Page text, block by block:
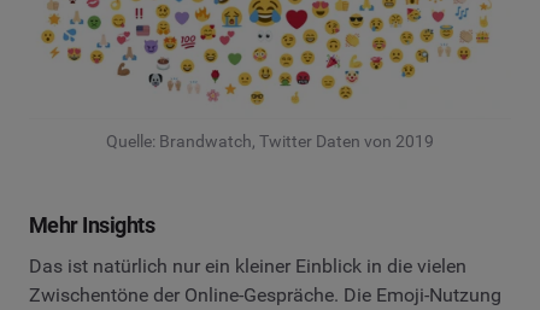
Quelle: Brandwatch, Twitter Daten von 2019
Mehr Insights
Das ist natürlich nur ein kleiner Einblick in die vielen
Zwischentöne der Online-Gespräche. Die Emoji-Nutzung